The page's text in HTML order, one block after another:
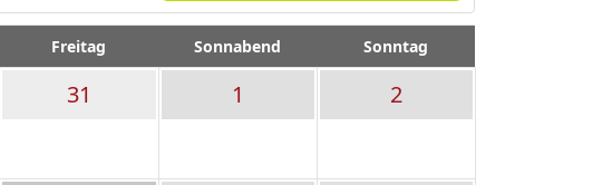
Freitag Sonnabend Sonntag
31 1 2